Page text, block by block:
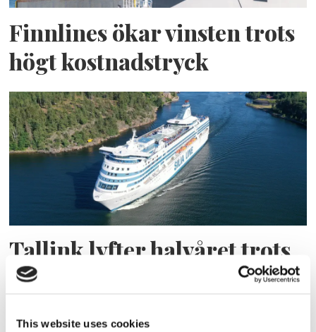
This website uses cookies
Finnlines ökar vinsten trots
högt kostnadstryck
Tallink lyfter halvåret trots
pressade kostnader